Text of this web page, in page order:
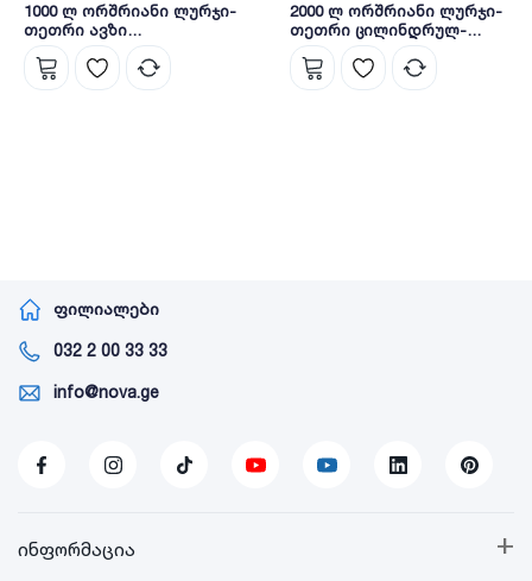
1000 ლ ორშრიანი ლურჯი-
თეთრი ავზი
ცილინდრულ-
ჰორიზონტალური NOVA
2000 ლ ორშრიანი ლურჯი-
თეთრი ცილინდრულ-
ჰორიზონტალური ავზი
NOVA
ფილიალები
032 2 00 33 33
info@nova.ge
+
ინფორმაცია